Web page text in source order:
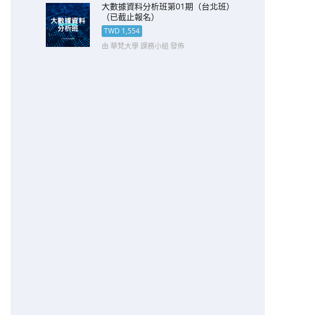
大數據資料分析班第01期（台北班）
（已截止報名）
TWD 1,554
由 華梵大學 課務小組 發佈